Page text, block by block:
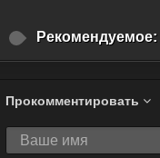
Рекомендуемое:
Прокомментировать